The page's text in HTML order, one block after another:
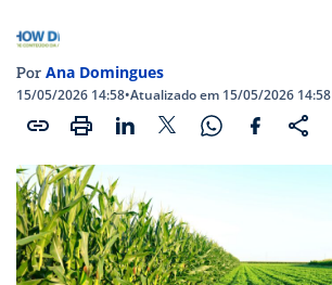
Por Ana Domingues
15/05/2026 14:58•Atualizado em 15/05/2026 14:58